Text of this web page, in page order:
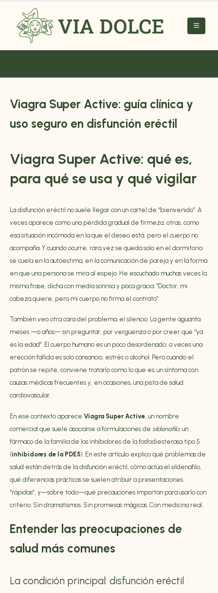
Viagra Super Active: guía clínica y
uso seguro en disfunción eréctil
Viagra Super Active: qué es,
para qué se usa y qué vigilar
La disfunción eréctil no suele llegar con un cartel de “bienvenido”. A
veces aparece como una pérdida gradual de firmeza; otras, como
esa situación incómoda en la que el deseo está, pero el cuerpo no
acompaña. Y cuando ocurre, rara vez se queda solo en el dormitorio:
se cuela en la autoestima, en la comunicación de pareja y en la forma
en que una persona se mira al espejo. He escuchado muchas veces la
misma frase, dicha con media sonrisa y poca gracia: “Doctor, mi
cabeza quiere, pero mi cuerpo no firma el contrato”.
También veo otra cara del problema: el silencio. La gente aguanta
meses —o años— sin preguntar, por vergüenza o por creer que “ya
es la edad”. El cuerpo humano es un poco desordenado; a veces una
erección fallida es solo cansancio, estrés o alcohol. Pero cuando el
patrón se repite, conviene tratarlo como lo que es: un síntoma con
causas médicas frecuentes y, en ocasiones, una pista de salud
cardiovascular.
En ese contexto aparece Viagra Super Active, un nombre
comercial que suele asociarse a formulaciones de sildenafilo, un
fármaco de la familia de los inhibidores de la fosfodiesterasa tipo 5
(inhibidores de la PDE5). En este artículo explico qué problemas de
salud están detrás de la disfunción eréctil, cómo actúa el sildenafilo,
qué diferencias prácticas se suelen atribuir a presentaciones
“rápidas”, y—sobre todo—qué precauciones importan para usarlo con
criterio. Sin dramatismos. Sin promesas mágicas. Con medicina real.
Entender las preocupaciones de
salud más comunes
La condición principal: disfunción eréctil